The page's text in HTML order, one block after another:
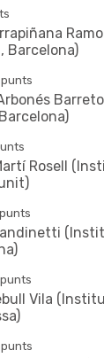
Barcelona)
punts
Rosell
punts
Vila
punts2n DE